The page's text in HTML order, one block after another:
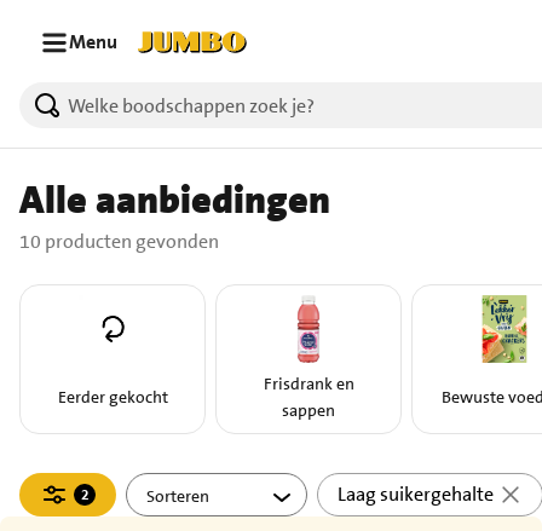
Menu
10 producten gevonden.
Alle aanbiedingen
10 producten gevonden
Eerder gekocht
Frisdrank en
sappen
Bewuste
Filteren
2
actief
Laag suikergehalte